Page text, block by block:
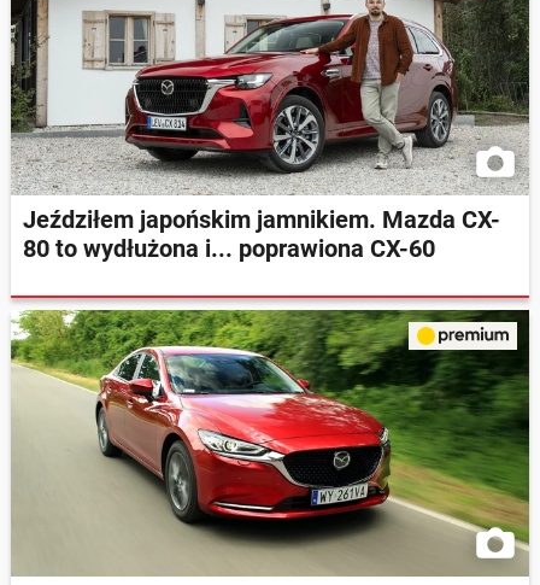
Jeździłem japońskim jamnikiem. Mazda CX-
80 to wydłużona i... poprawiona CX-60